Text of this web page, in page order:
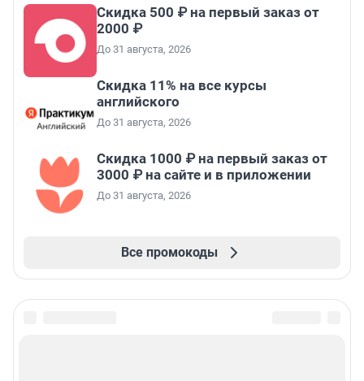
Скидка 500 ₽ на первый заказ от
2000 ₽
До 31 августа, 2026
Скидка 11% на все курсы
английского
До 31 августа, 2026
Скидка 1000 ₽ на первый заказ от
3000 ₽ на сайте и в приложении
До 31 августа, 2026
Все промокоды